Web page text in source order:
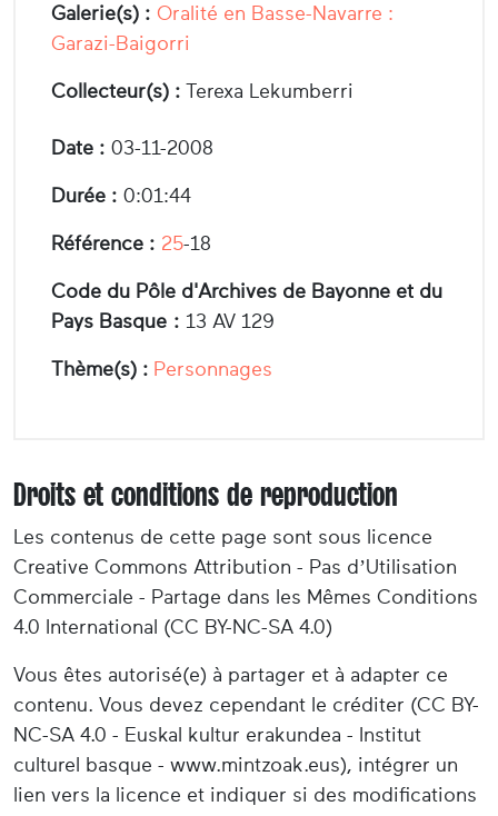
Galerie(s) : Oralité en Basse-Navarre :
Garazi-Baigorri
Collecteur(s) : Terexa Lekumberri
Date : 03-11-2008
Durée : 0:01:44
Référence : 25-18
Code du Pôle d'Archives de Bayonne et du
Pays Basque : 13 AV 129
Thème(s) : Personnages
Droits et conditions de reproduction
Les contenus de cette page sont sous licence
Creative Commons Attribution - Pas d’Utilisation
Commerciale - Partage dans les Mêmes Conditions
4.0 International (CC BY-NC-SA 4.0)
Vous êtes autorisé(e) à partager et à adapter ce
contenu. Vous devez cependant le créditer (CC BY-
NC-SA 4.0 - Euskal kultur erakundea - Institut
culturel basque - www.mintzoak.eus), intégrer un
lien vers la licence et indiquer si des modifications